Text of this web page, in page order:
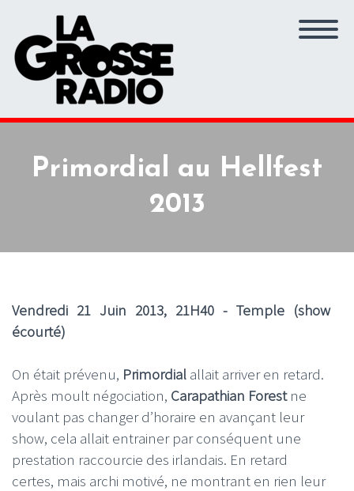
Primordial au Hellfest
2013
Vendredi 21 Juin 2013, 21H40 - Temple (show
écourté)
On était prévenu, Primordial allait arriver en retard.
Après moult négociation, Carapathian Forest ne
voulant pas changer d’horaire en avançant leur
show, cela allait entrainer par conséquent une
prestation raccourcie des irlandais. En retard
certes, mais archi motivé, ne montrant en rien leur